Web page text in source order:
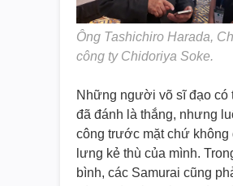
Ông Tashichiro Harada,
công ty Chidoriya Soke.
Những người võ sĩ đạo có
đã đánh là thắng, nhưng
công trước mặt chứ không
lưng kẻ thù của mình.
bình, các Samurai cũng